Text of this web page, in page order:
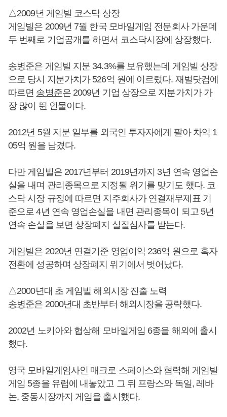
△2009년 게임빌 코스닥 상장
게임빌은 2009년 7월 한국 모바일게임 전문회사 가운데
두 번째로 기업공개를 하면서 코스닥시장에 상장했다.
송병준은 게임빌 지분 34.3%를 보유했는데 게임빌 상장
으로 당시 지분가치가 526억 원에 이르렀다. 재벌닷컴에
따르면 송병준은 2009년 기업 상장으로 지분가치가 가
장 많이 뛴 인물이다.
2012년 5월 지분 일부를 외국인 투자자에게 팔아 차익 1
05억 원을 남겼다.
다만 게임빌은 2017년부터 2019년까지 3년 연속 영업손
실을 내며 관리종목으로 지정될 위기를 맞기도 했다. 코
스닥 시장 규정에 따르면 지주회사가 연결재무제표 기
준으로 4년 연속 영업손실을 내면 관리종목이 되고 5년
연속 손실을 보면 상장폐지 실질심사를 받는다.
게임빌은 2020년 연결기준 영업이익 236억 원으로 흑자
전환에 성공하며 상장폐지 위기에서 벗어났다.
△2000년대 초 게임빌 해외시장 진출 노력
송병준은 2000년대 초반부터 해외시장을 공략했다.
2002년 노키아와 협상해 모바일게임 6종을 해외에 출시
했다.
영국 모바일게임사인 매크로 스페이스와 협력해 게임빌
게임 5종을 유럽에 내놓았고 그 뒤 프랑스와 독일, 레바
논, 중동시장까지 게임을 출시했다.